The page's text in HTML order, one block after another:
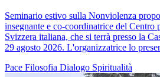
Seminario estivo sulla Nonviolenza
insegnante e co-coordinatrice del Centro
Svizzera italiana, che si terrà presso la
29 agosto 2026. L'organizzatrice lo
Pace Filosofia Dialogo Spiritualità